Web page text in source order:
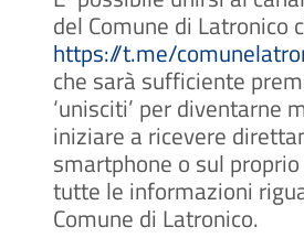
del Comune di Latronico
https://t.me/
che sarà sufficiente
‘unisciti’ per diventarne
iniziare a ricevere
smartphone o sul
tutte le informazioni
Comune di Latronico.